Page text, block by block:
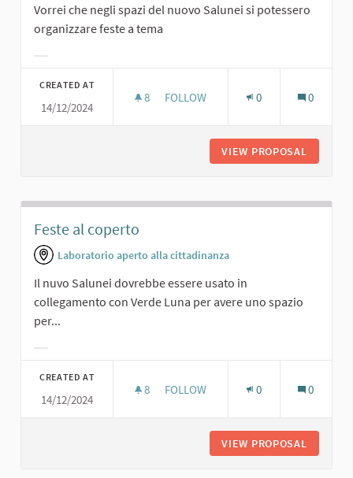
Vorrei che negli spazi del nuovo Salunei si potessero
organizzare feste a tema
CREATED AT
14/12/2024
8 8 FOLLOWERS
FOLLOW 0 0
VIEW PROPOSAL
Feste al coperto
Laboratorio aperto alla cittadinanza
Il nuvo Salunei dovrebbe essere usato in
collegamento con Verde Luna per avere uno spazio
per...
CREATED AT
14/12/2024
8 8 FOLLOWERS
FOLLOW 0 0
VIEW PROPOSAL